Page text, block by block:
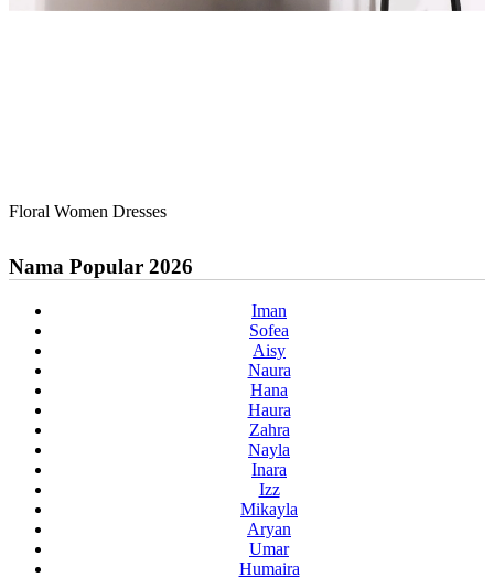
Floral Women Dresses
Nama Popular 2026
Iman
Sofea
Aisy
Naura
Hana
Haura
Zahra
Nayla
Inara
Izz
Mikayla
Aryan
Umar
Humaira